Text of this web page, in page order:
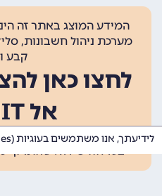
המידע המוצג באתר זה
מערכת ניהול חשבונות,
קבע
לחצו כאן
אל SUMIT
בכל חודש ללא עלות.
לידיעתך, אנו משתמשים בעוגיות (cookies) באתר זה.